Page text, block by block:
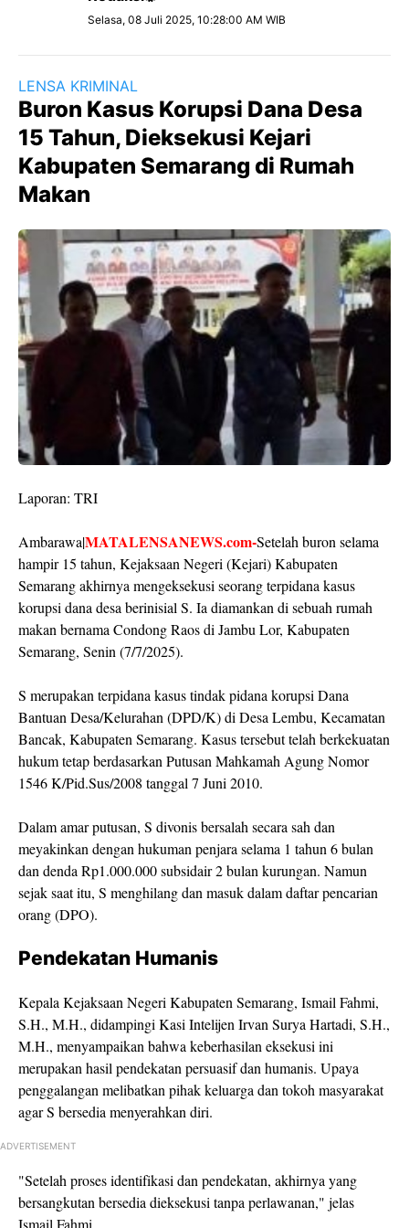
Selasa, 08 Juli 2025, 10:28:00 AM WIB
LENSA KRIMINAL
Buron Kasus Korupsi Dana Desa
15 Tahun, Dieksekusi Kejari
Kabupaten Semarang di Rumah
Makan
Laporan: TRI
Ambarawa|MATALENSANEWS.com-Setelah buron selama
hampir 15 tahun, Kejaksaan Negeri (Kejari) Kabupaten
Semarang akhirnya mengeksekusi seorang terpidana kasus
korupsi dana desa berinisial S. Ia diamankan di sebuah rumah
makan bernama Condong Raos di Jambu Lor, Kabupaten
Semarang, Senin (7/7/2025).
S merupakan terpidana kasus tindak pidana korupsi Dana
Bantuan Desa/Kelurahan (DPD/K) di Desa Lembu, Kecamatan
Bancak, Kabupaten Semarang. Kasus tersebut telah berkekuatan
hukum tetap berdasarkan Putusan Mahkamah Agung Nomor
1546 K/Pid.Sus/2008 tanggal 7 Juni 2010.
Dalam amar putusan, S divonis bersalah secara sah dan
meyakinkan dengan hukuman penjara selama 1 tahun 6 bulan
dan denda Rp1.000.000 subsidair 2 bulan kurungan. Namun
sejak saat itu, S menghilang dan masuk dalam daftar pencarian
orang (DPO).
Pendekatan Humanis
Kepala Kejaksaan Negeri Kabupaten Semarang, Ismail Fahmi,
S.H., M.H., didampingi Kasi Intelijen Irvan Surya Hartadi, S.H.,
M.H., menyampaikan bahwa keberhasilan eksekusi ini
merupakan hasil pendekatan persuasif dan humanis. Upaya
penggalangan melibatkan pihak keluarga dan tokoh masyarakat
agar S bersedia menyerahkan diri.
ADVERTISEMENT
"Setelah proses identifikasi dan pendekatan, akhirnya yang
bersangkutan bersedia dieksekusi tanpa perlawanan," jelas
Ismail Fahmi.